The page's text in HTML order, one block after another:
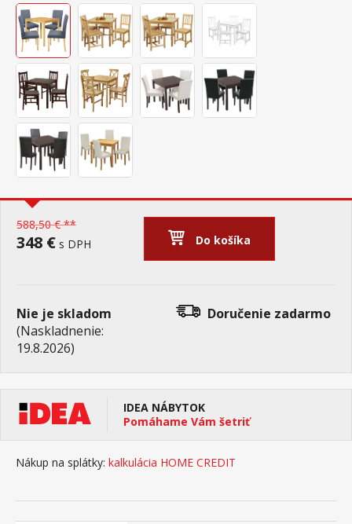
588,50 € **
348 € s DPH Do košíka
Nie je skladom
(Naskladnenie:
19.8.2026)
Doručenie zadarmo
IDEA NÁBYTOK
Pomáhame Vám šetriť
Nákup na splátky: kalkulácia HOME CREDIT